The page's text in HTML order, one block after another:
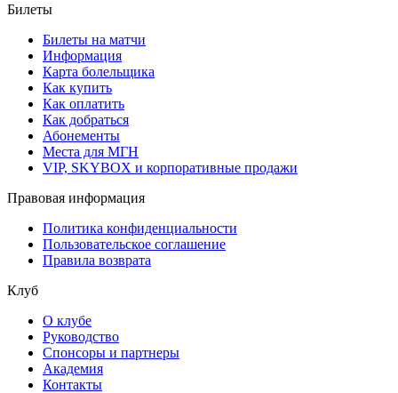
Билеты
Билеты на матчи
Информация
Карта болельщика
Как купить
Как оплатить
Как добраться
Абонементы
Места для МГН
VIP, SKYBOX и корпоративные продажи
Правовая информация
Политика конфиденциальности
Пользовательское соглашение
Правила возврата
Клуб
О клубе
Руководство
Спонсоры и партнеры
Академия
Контакты